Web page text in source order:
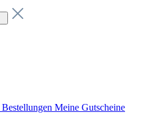
Bestellungen Meine Gutscheine